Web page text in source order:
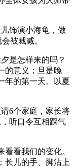
饰演小海龟，做
被裁减。
是怎样来的吗？
的意义；旦是晚
年的第一天。以夏
6个家庭，家长将
听口令互相踩气
看我们的变化。
长儿的手、脚沾上